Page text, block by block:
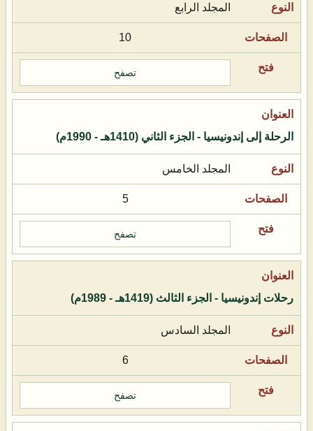
المجلد الرابع
10
تصفح
الرحلة إلى إندونيسيا - الجزء الثاني (1410هـ - 1990م)
المجلد الخامس
5
تصفح
رحلات إندونيسيا - الجزء الثالث (1419هـ - 1989م)
المجلد السادس
6
تصفح